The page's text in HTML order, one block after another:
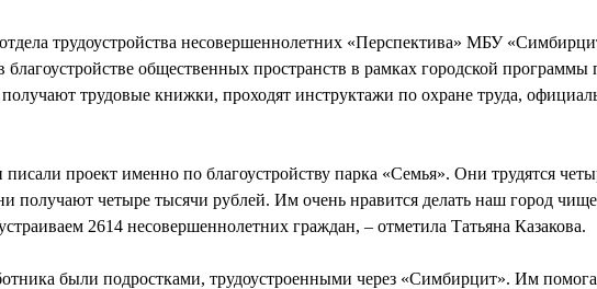
трудоустройства несовершеннолетних «Перспектива» МБУ
благоустройстве общественных пространств в рамках городской программы
трудовые книжки, проходят инструктажи по охране труда,
проект именно по благоустройству парка «Семья». Они трудятся
получают четыре тысячи рублей. Им очень нравится делать наш город
2614 несовершеннолетних граждан, – отметила Татьяна Казакова.
были подростками, трудоустроенными через «Симбирцит». Им